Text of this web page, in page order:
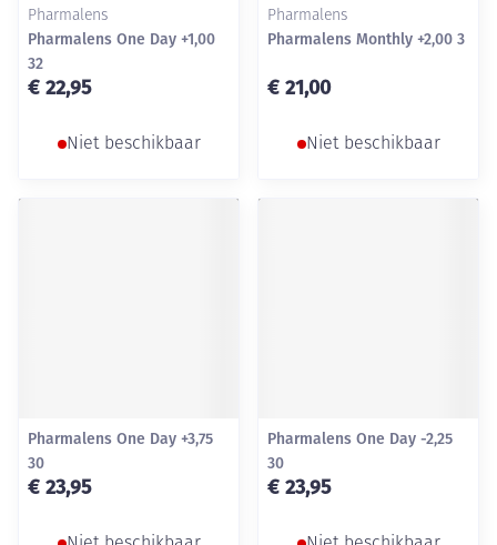
Pharmalens
Pharmalens One Day +1,00
32
€ 22,95
Niet beschikbaar
Pharmalens
Pharmalens Monthly +2,00 3
€ 21,00
Niet beschikbaar
Pharmalens One Day +3,75
30
€ 23,95
Pharmalens One Day -2,25
30
€ 23,95